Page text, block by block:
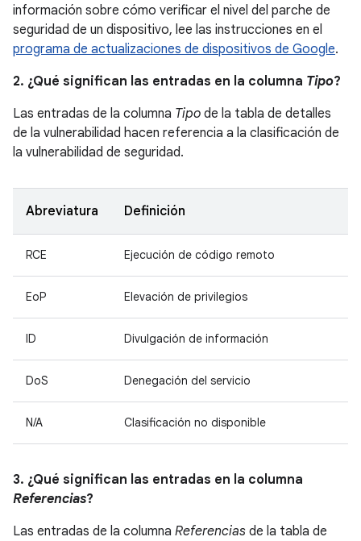
información sobre cómo verificar el nivel del parche de
seguridad de un dispositivo, lee las instrucciones en el
programa de actualizaciones de dispositivos de Google.
2. ¿Qué significan las entradas en la columna Tipo?
Las entradas de la columna Tipo de la tabla de detalles
de la vulnerabilidad hacen referencia a la clasificación de
la vulnerabilidad de seguridad.
Abreviatura Definición
RCE Ejecución de código remoto
EoP Elevación de privilegios
ID Divulgación de información
DoS Denegación del servicio
N/A Clasificación no disponible
3. ¿Qué significan las entradas en la columna
Referencias?
Las entradas de la columna Referencias de la tabla de